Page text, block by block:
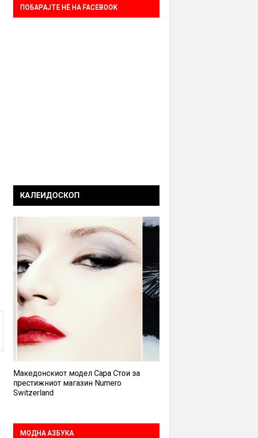
ПОБАРАЈТЕ НÈ НА FACEBOOK
КАЛЕИДОСКОП
Македонскиот модел Сара Стои за
престижниот магазин Numero
Switzerland
МОДНА АЗБУКА